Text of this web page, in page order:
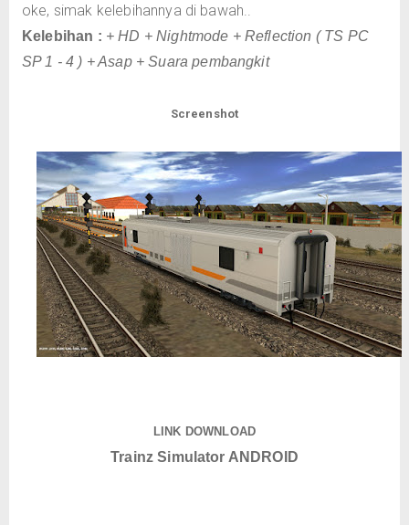
oke, simak kelebihannya di bawah..
Kelebihan : + HD + Nightmode + Reflection ( TS PC
SP 1 - 4 ) + Asap + Suara pembangkit
Screenshot
LINK DOWNLOAD
Trainz Simulator ANDROID